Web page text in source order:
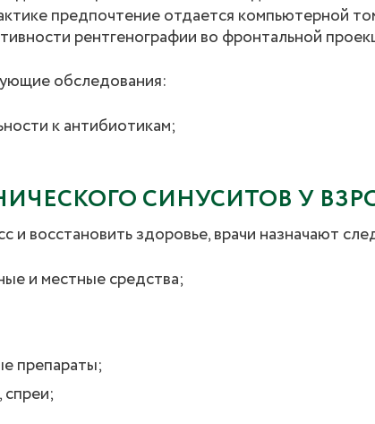
предпочтение отдается компьютерной
рентгенографии во фронтальной
обследования:
к антибиотикам;
СИНУСИТОВ У
и восстановить здоровье, врачи назначают
и местные средства;
препараты;